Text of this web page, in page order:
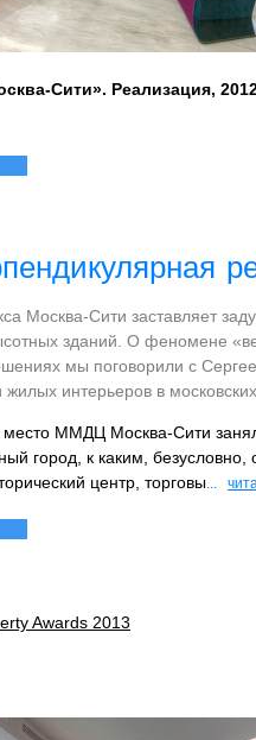
Сити». Реализация,
Москва-Сити заставляет
зданий. О феномене
мы поговорили с
интерьеров в московских
ММДЦ Москва-Сити занял
город, к каким, безусловно,
центр, торговы...
Awards 2013